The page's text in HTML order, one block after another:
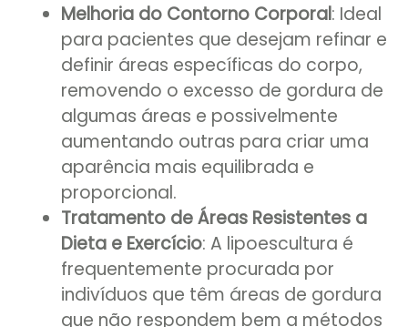
Melhoria do Contorno Corporal: Ideal
para pacientes que desejam refinar e
definir áreas específicas do corpo,
removendo o excesso de gordura de
algumas áreas e possivelmente
aumentando outras para criar uma
aparência mais equilibrada e
proporcional.
Tratamento de Áreas Resistentes a
Dieta e Exercício: A lipoescultura é
frequentemente procurada por
indivíduos que têm áreas de gordura
que não respondem bem a métodos